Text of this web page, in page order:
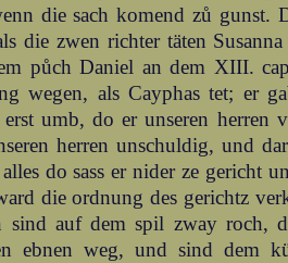
die sach komend zů gunst.
die zwen richter täten
půch Daniel an dem XIII.
wegen, als Cayphas tet; er
umb, do er unseren herren
herren unschuldig, und
do sass er nider ze gericht
die ordnung des gerichtz
sind auf dem spil zway roch,
ebnen weg, und sind dem